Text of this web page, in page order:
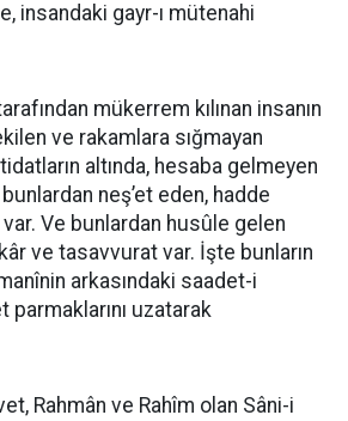
insandaki gayr-ı mütenahi
mükerrem kılınan insanın
ve rakamlara sığmayan
altında, hesaba gelmeyen
neş’et eden, hadde
Ve bunlardan husûle gelen
ve tasavvurat var. İşte bunların
arkasındaki saadet-i
parmaklarını uzatarak
Rahmân ve Rahîm olan Sâni-i